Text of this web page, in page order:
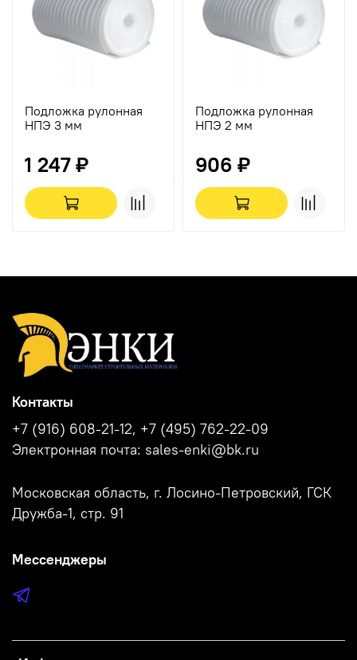
Подложка рулонная
НПЭ 3 мм
1 247 ₽
Подложка рулонная
НПЭ 2 мм
906 ₽
Контакты
+7 (916) 608-21-12, +7 (495) 762-22-09
Электронная почта: sales-enki@bk.ru
Московская область, г. Лосино-Петровский, ГСК
Дружба-1, стр. 91
Мессенджеры